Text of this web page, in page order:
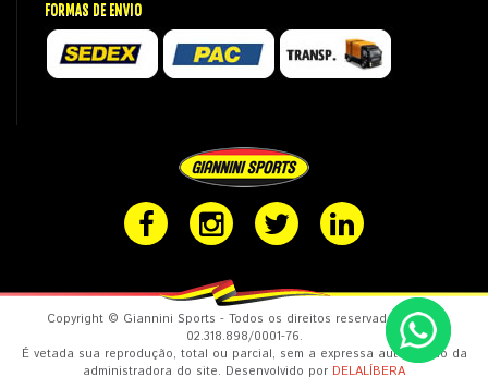
FORMAS DE ENVIO
Copyright © Giannini Sports - Todos os direitos reservados. CNPJ:
02.318.898/0001-76.
É vetada sua reprodução, total ou parcial, sem a expressa autorização da
administradora do site. Desenvolvido por DELALÍBERA